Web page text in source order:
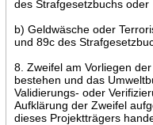
des Strafgesetzbuchs oder
b) Geldwäsche oder
und 89c des
8. Zweifel am Vorliegen
bestehen und das
Validierungs- oder
Aufklärung der Zweifel
dieses Projektträgers